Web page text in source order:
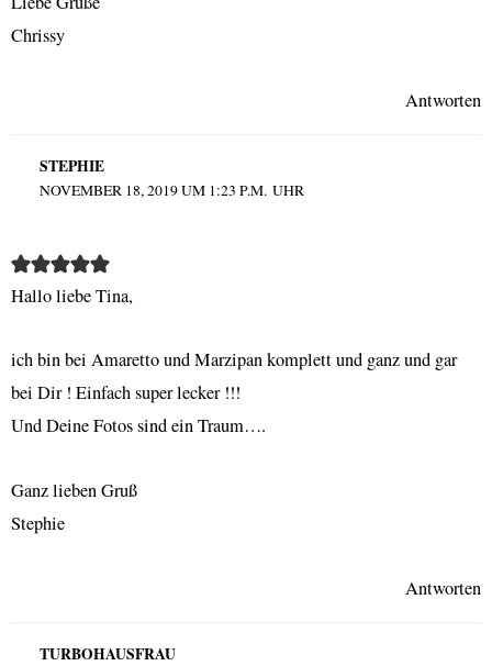
Chrissy
Antworten
STEPHIE
NOVEMBER 18, 2019 UM 1:23 P.M. UHR
Hallo liebe Tina,
ich bin bei Amaretto und Marzipan komplett und ganz und gar
bei Dir ! Einfach super lecker !!!
Und Deine Fotos sind ein Traum….
Ganz lieben Gruß
Stephie
Antworten
TURBOHAUSFRAU